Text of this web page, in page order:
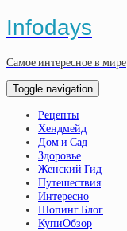
Infodays
Самое интересное в мире
Toggle navigation
Рецепты
Хендмейд
Дом и Сад
Здоровье
Женский Гид
Путешествия
Интересно
Шопинг Блог
КупиОбзор